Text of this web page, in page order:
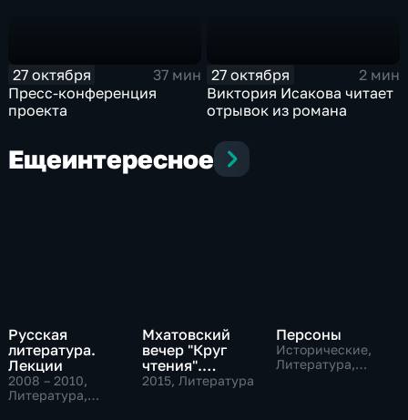
27 октября
37 мин
Пресс-конференция
проекта
27 октября
2 мин
Виктория Исакова читает
отрывок из романа
Ещеинтересное
Русская
литература.
Лекции
2008 – 2010,
Литература,
Мхатовский
вечер "Круг
чтения".
Церемония
2015, Литература
Персоны
Исторические,
Литература,